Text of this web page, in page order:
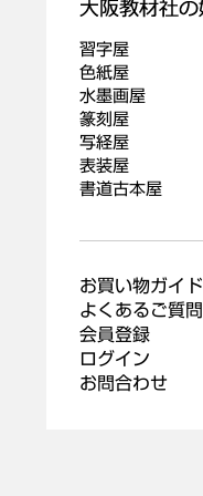
習字屋
色紙屋
水墨画屋
篆刻屋
写経屋
表装屋
書道古本屋
お買い物ガイド
よくあるご質問
会員登録
ログイン
お問合わせ